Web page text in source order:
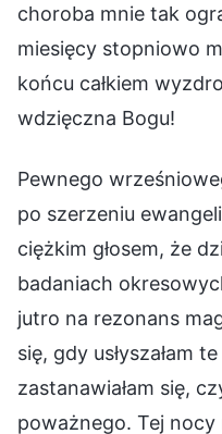
choroba mnie tak
miesięcy stopniowo
końcu całkiem
wdzięczna Bogu!
Pewnego
po szerzeniu
ciężkim głosem, że
badaniach
jutro na rezonans
się, gdy usłyszałam
zastanawiałam się,
poważnego. Tej nocy